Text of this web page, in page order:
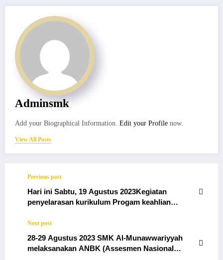
Adminsmk
Add your Biographical Information. Edit your Profile now.
View All Posts
Previous post
Hari ini Sabtu, 19 Agustus 2023Kegiatan
penyelarasan kurikulum Progam keahlian
Delima
Next post
28-29 Agustus 2023 SMK Al-Munawwariyyah
melaksanakan ANBK (Assesmen Nasional